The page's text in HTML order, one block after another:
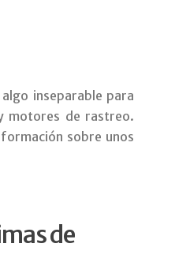
inseparable para
motores de rastreo.
sobre unos
de